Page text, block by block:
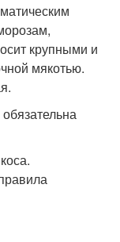
крупными и
мякотью.